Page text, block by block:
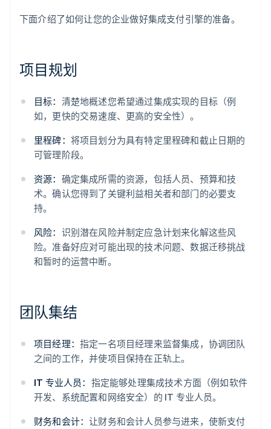
下面介绍了如何让您的企业做好集成支付引擎的准备。
项目规划
目标： 清楚地概述您希望通过集成实现的目标（例
如，更快的交易速度、更高的安全性）。
里程碑： 将项目划分为具有特定里程碑和截止日期的
可管理阶段。
资源： 确定集成所需的资源，包括人员、预算和技
术。确认您得到了关键利益相关者和部门的必要支
持。
风险： 识别潜在风险并制定应急计划来化解这些风
险。准备好应对可能出现的技术问题、数据迁移挑战
和暂时的运营中断。
团队集结
项目经理： 指定一名项目经理来监督集成，协调团队
之间的工作，并使项目保持在正轨上。
IT 专业人员： 指定能够处理集成技术方面（例如软件
开发、系统配置和网络安全）的 IT 专业人员。
财务和会计：让财务和会计人员参与进来，使新支付